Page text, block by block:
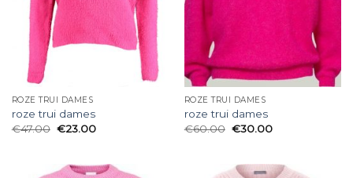
ROZE TRUI DAMES
roze trui dames
€47.00 €23.00
ROZE TRUI DAMES
roze trui dames
€60.00 €30.00